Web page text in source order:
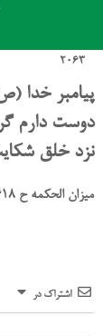
2063
پیامبر
دوست دارم
نزد خلق
میزان الحکمه ح 17618
اشتراک در